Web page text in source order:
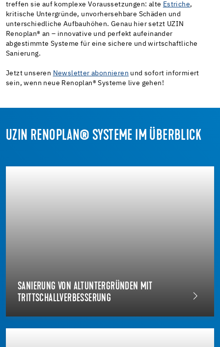
treffen sie auf komplexe Voraussetzungen: alte Estriche,
kritische Untergründe, unvorhersehbare Schäden und
unterschiedliche Aufbauhöhen. Genau hier setzt UZIN
Renoplan® an – innovative und perfekt aufeinander
abgestimmte Systeme für eine sichere und wirtschaftliche
Sanierung.
Jetzt unseren Newsletter abonnieren und sofort informiert
sein, wenn neue Renoplan® Systeme live gehen!
UZIN RENOPLAN® SYSTEME IM ÜBERBLICK
SANIERUNG VON ALTUNTERGRÜNDEN MIT
TRITTSCHALLVERBESSERUNG